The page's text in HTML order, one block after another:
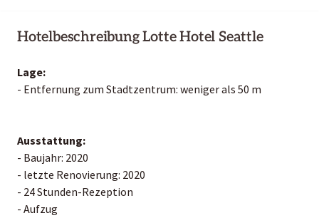
Hotelbeschreibung Lotte Hotel Seattle
Lage:
- Entfernung zum Stadtzentrum: weniger als 50 m
Ausstattung:
- Baujahr: 2020
- letzte Renovierung: 2020
- 24 Stunden-Rezeption
- Aufzug